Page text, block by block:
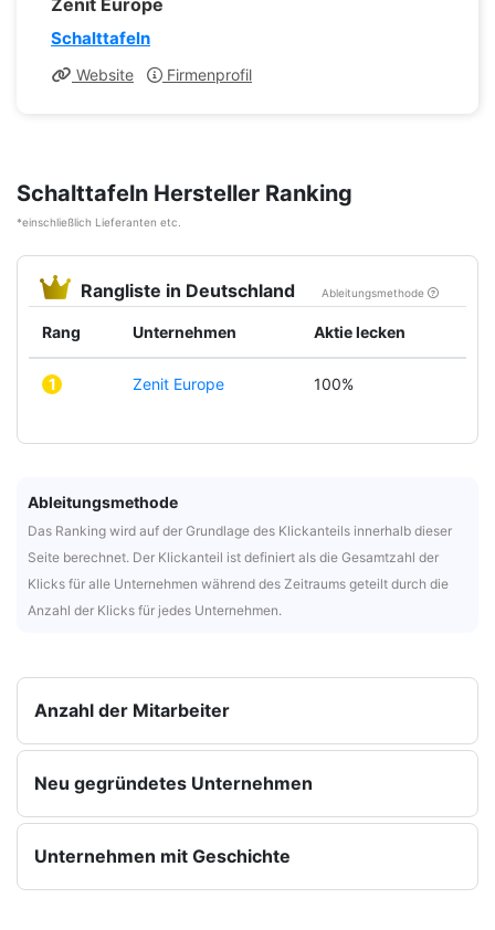
Zenit Europe
Schalttafeln
Website Firmenprofil
Schalttafeln Hersteller Ranking
*einschließlich Lieferanten etc.
Rangliste in Deutschland Ableitungsmethode
Rang Unternehmen Aktie lecken
1 Zenit Europe 100%
Ableitungsmethode
Das Ranking wird auf der Grundlage des Klickanteils innerhalb dieser
Seite berechnet. Der Klickanteil ist definiert als die Gesamtzahl der
Klicks für alle Unternehmen während des Zeitraums geteilt durch die
Anzahl der Klicks für jedes Unternehmen.
Anzahl der Mitarbeiter
Neu gegründetes Unternehmen
Unternehmen mit Geschichte